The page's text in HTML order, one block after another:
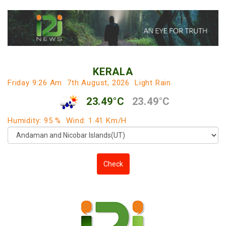
KERALA
Friday 9:26 Am 7th August, 2026 Light Rain
23.49°C 23.49°C
Humidity: 95 % Wind: 1.41 Km/h
Check